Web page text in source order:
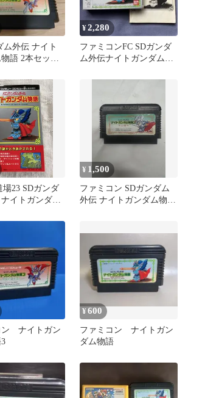
ム外伝 ナイト
語 2本セッ
¥2,280
ファミコンFC SDガンダ
ム外伝ナイトガンダム物
場23 SDガンダ
イトガンダム
¥ 1,500
ファミコン SDガンダム
外伝 ナイトガンダム物語
ン ナイトガン
¥600
ファミコン ナイトガン
ダム物語